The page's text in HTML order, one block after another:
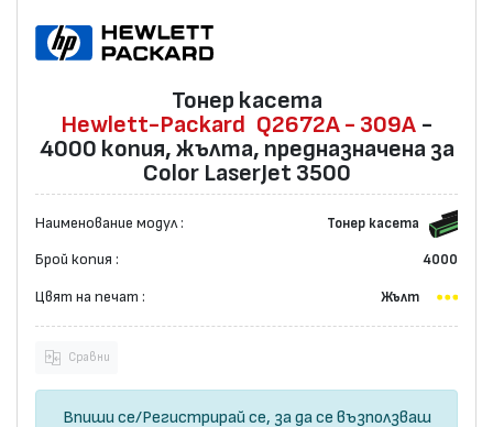
Тонер касета
Hewlett-Packard
Q2672A - 309A -
4000 копия, жълта, предназначена за
Color LaserJet 3500
Наименование модул : Тонер касета
Брой копия : 4000
Цвят на печат : Жълт
Сравни
Впиши се/Регистрирай се, за да се възползваш